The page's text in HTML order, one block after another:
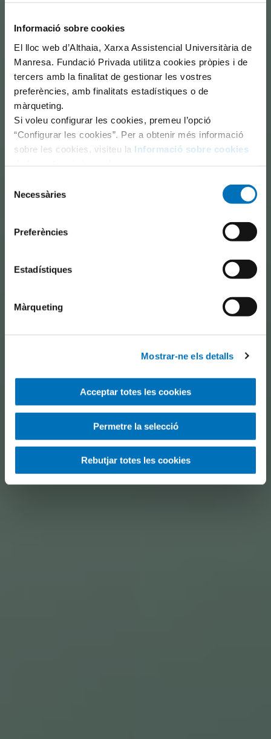
Informació sobre cookies
El lloc web d’Althaia, Xarxa Assistencial Universitària de
Manresa. Fundació Privada utilitza cookies pròpies i de
tercers amb la finalitat de gestionar les vostres
preferències, amb finalitats estadístiques o de
màrqueting.
Si voleu configurar les cookies, premeu l’opció
“Configurar les cookies”. Per a obtenir més informació
sobre les cookies, visiteu la Informació sobre cookies
Necessàries
Preferències
Estadístiques
Màrqueting
Mostrar-ne els detalls
Acceptar totes les cookies
Permetre la selecció
Rebutjar totes les cookies